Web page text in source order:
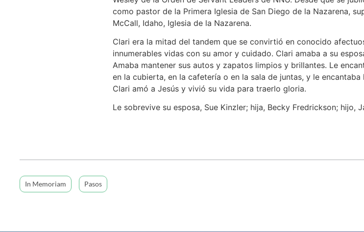
como pastor de la Primera Iglesia de San Diego de la Nazarena,
McCall, Idaho, Iglesia de la Nazarena.
Clari era la mitad del tandem que se convirtió en conocido
innumerables vidas con su amor y cuidado. Clari amaba a su
Amaba mantener sus autos y zapatos limpios y brillantes. Le
en la cubierta, en la cafetería o en la sala de juntas, y le
Clari amó a Jesús y vivió su vida para traerlo gloria.
Le sobrevive su esposa, Sue Kinzler; hija, Becky Fredrickson; hijo,
In Memoriam Pasos